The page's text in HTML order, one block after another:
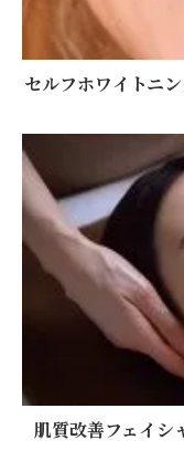
セルフホワイトニ
肌質改善フェイシ